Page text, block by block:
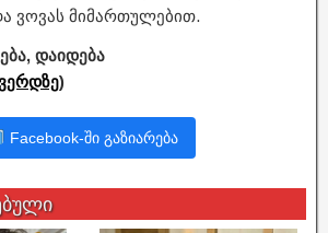
ვოვას მიმართულებით.
დაიდება
)
Facebook-ში გაზიარება